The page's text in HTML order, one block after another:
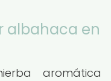
albahaca en
aromática